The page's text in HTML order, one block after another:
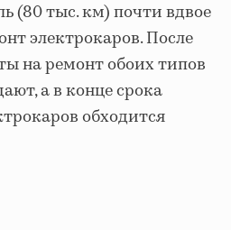
(80 тыс. км) почти вдвое
электрокаров. После
на ремонт обоих типов
а в конце срока
обходится